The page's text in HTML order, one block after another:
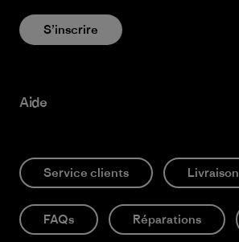
S’inscrire
Aide
Service clients Livraison
FAQs Réparations